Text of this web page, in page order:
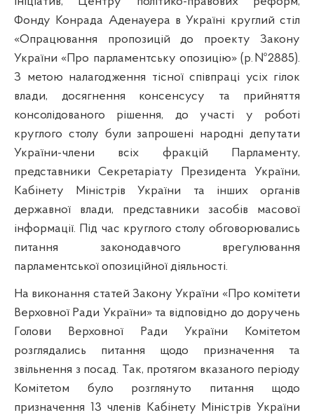
Фонду Конрада Аденауера в Україні круглий стіл
«Опрацювання пропозицій до проекту Закону
України «Про парламентську опозицію» (р.№2885).
З метою налагодження тісної співпраці усіх гілок
влади, досягнення консенсусу та прийняття
консолідованого рішення, до участі у роботі
круглого столу були запрошені народні депутати
України-члени всіх фракцій Парламенту,
представники Секретаріату Президента України,
Кабінету Міністрів України та інших органів
державної влади, представники засобів масової
інформації. Під час круглого столу обговорювались
питання законодавчого врегулювання
парламентської опозиційної діяльності.
На виконання статей Закону України «Про комітети
Верховної Ради України» та відповідно до доручень
Голови Верховної Ради України Комітетом
розглядались питання щодо призначення та
звільнення з посад. Так, протягом вказаного періоду
Комітетом було розглянуто питання щодо
призначення 13 членів Кабінету Міністрів України